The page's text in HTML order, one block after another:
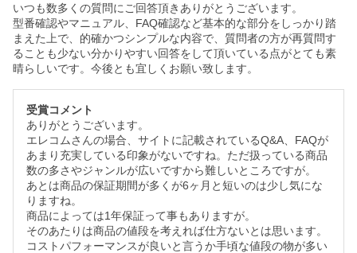
いつも数多くの質問にご回答頂きありがとうございます。
型番確認やマニュアル、FAQ確認など基本的な部分をしっかり踏
まえた上で、的確かつシンプルな内容で、質問者の方が再質問す
ることも少ない分かりやすい回答をして頂いている点がとても素
晴らしいです。今後とも宜しくお願い致します。
受賞コメント
ありがとうございます。
エレコムさんの場合、サイトに記載されているQ&A、FAQが
あまり充実している印象がないですね。ただ扱っている商品
数の多さやジャンルが広いですから難しいところですが。
あとは商品の保証期間が多くが6ヶ月と短いのは少し気にな
りますね。
商品によっては1年保証って事もありますが。
そのあたりは商品の値段を考えれば仕方ないとは思います。
コストパフォーマンスが良いと言うか手頃な値段の物が多い